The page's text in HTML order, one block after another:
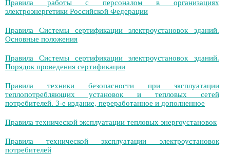
Правила работы с персоналом в организациях
электроэнергетики Российской Федерации
Правила Системы сертификации электроустановок зданий.
Основные положения
Правила Системы сертификации электроустановок зданий.
Порядок проведения сертификации
Правила техники безопасности при эксплуатации
теплопотребляющих установок и тепловых сетей
потребителей. 3-е издание, переработанное и дополненное
Правила технической эксплуатации тепловых энергоустановок
Правила технической эксплуатации электроустановок
потребителей